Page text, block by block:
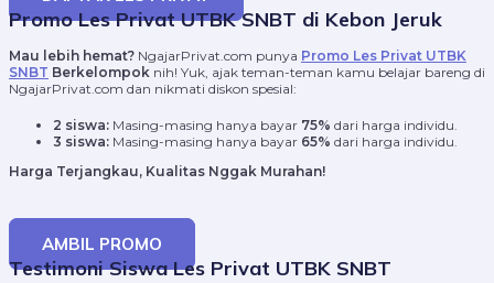
Promo Les Privat UTBK SNBT di Kebon Jeruk
Mau lebih hemat? NgajarPrivat.com punya Promo Les Privat UTBK
SNBT Berkelompok nih! Yuk, ajak teman-teman kamu belajar bareng di
NgajarPrivat.com dan nikmati diskon spesial:
2 siswa: Masing-masing hanya bayar 75% dari harga individu.
3 siswa: Masing-masing hanya bayar 65% dari harga individu.
Harga Terjangkau, Kualitas Nggak Murahan!
AMBIL PROMO
Testimoni Siswa Les Privat UTBK SNBT